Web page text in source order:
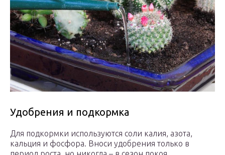
Удобрения и подкормка
Для подкормки используются соли калия, азота,
кальция и фосфора. Вноси удобрения только в